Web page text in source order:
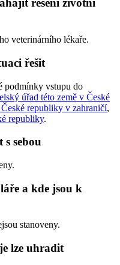
řešení životní
veterinárního lékaře.
řešit
podmínky vstupu do
úřad této země v České
republiky v zahraničí,
republiky.
sebou
a kde jsou k
stanoveny.
lze uhradit